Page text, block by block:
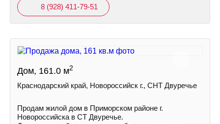
8 (928) 411-79-51
Дом, 161.0 м2
Краснодарский край, Новороссийск г., СНТ Двуречье
Продам жилой дом в Приморском районе г.
Новороссийска в СТ Двуречье.